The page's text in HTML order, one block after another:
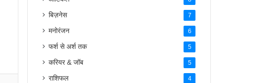
बिज़नेस 7
मनोरंजन 6
फर्श से अर्श तक 5
करियर & जॉब 5
राशिफल 4